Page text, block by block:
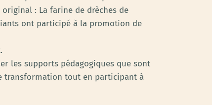
original : La farine de drèches de
ont participé à la promotion de
les supports pédagogiques que sont
transformation tout en participant à